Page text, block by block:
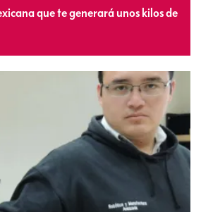
que te generará unos kilos de